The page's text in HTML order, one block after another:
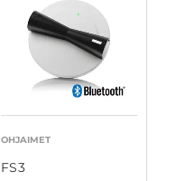
OHJAIMET
FS3